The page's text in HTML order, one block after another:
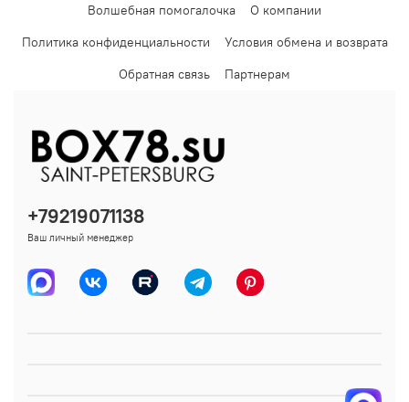
Волшебная помогалочка
О компании
Политика конфиденциальности
Условия обмена и возврата
Обратная связь
Партнерам
+79219071138
Ваш личный менеджер